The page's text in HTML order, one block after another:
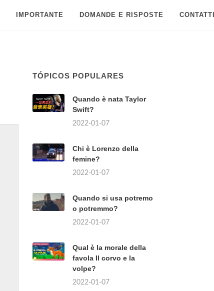
IMPORTANTE DOMANDE E RISPOSTE
TÓPICOS POPULARES
Quando è nata Taylor
Swift?
2022-01-07
Chi è Lorenzo della
femine?
2022-01-07
Quando si usa potremo
o potremmo?
2022-01-07
Qual è la morale della
favola Il corvo e la
volpe?
2022-01-07